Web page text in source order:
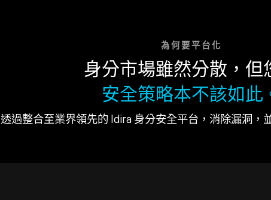
為何要平台化
身分市場雖然分散，但
安全策略本不該如此
透過整合至業界領先的 Idira 身分安全平台，消除漏洞，